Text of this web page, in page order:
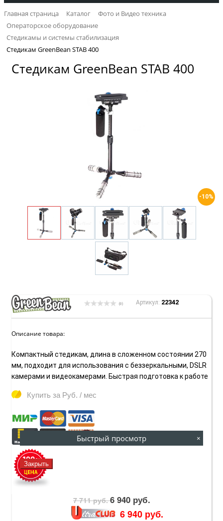
Главная страница Каталог
Фото и Видео техника
Операторское оборудование
Стедикамы и системы стабилизация
Стедикам GreenBean STAB 400
Стедикам GreenBean STAB 400
-10%
(0) Артикул: 22342
Описание товара:
Компактный стедикам, длина в сложенном состоянии 270
мм, подходит для использования с беззеркальными, DSLR
камерами и видеокамерами. Быстрая подготовка к работе
Купить за Руб. / мес
7 711 руб.6 940 руб.
6 940 руб.
Быстрый просмотр ×
Закрыть